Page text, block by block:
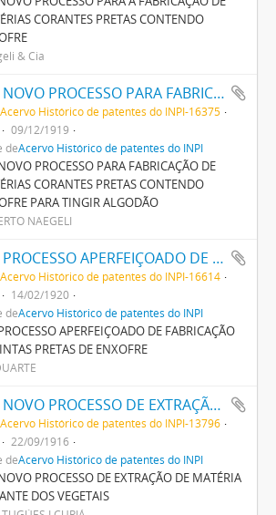
CORANTES PRETAS CONTENDO
& Cia
UM NOVO PROCESSO PARA FABRICAÇÃO DE MATERIAS CORANTES PRETAS CONTENDO ENXOFRE PARA TINGIR ALGODÃO
Histórico de patentes do INPI-16375
09/12/1919
deAcervo Histórico de patentes do INPI
PROCESSO PARA FABRICAÇÃO DE
CORANTES PRETAS CONTENDO
PARA TINGIR ALGODÃO
NAEGELI
UM PROCESSO APERFEIÇOADO DE FABRICAÇÃO DE TINTAS PRETAS DE ENXOFRE
Histórico de patentes do INPI-16614
14/02/1920
deAcervo Histórico de patentes do INPI
APERFEIÇOADO DE FABRICAÇÃO
PRETAS DE ENXOFRE
UM NOVO PROCESSO DE EXTRAÇÃO DE MATERIA CORANTE DOS VEGETAES
Histórico de patentes do INPI-13796
22/09/1916
deAcervo Histórico de patentes do INPI
PROCESSO DE EXTRAÇÃO DE MATÉRIA
DOS VEGETAIS